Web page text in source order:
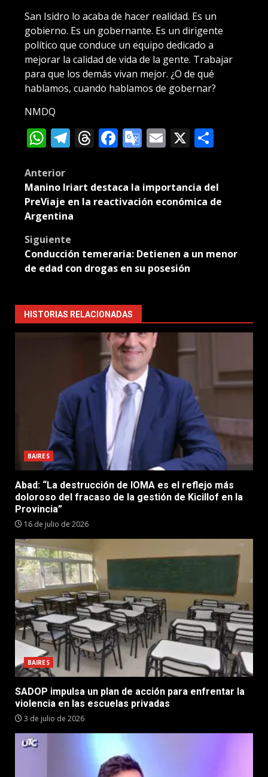
San Isidro lo acaba de hacer realidad. Es un
gobierno. Es un gobernante. Es un dirigente
político que conduce un equipo dedicado a
mejorar la calidad de vida de la gente. Trabajar
para que los demás vivan mejor. ¿O de qué
hablamos, cuando hablamos de gobernar?
NMDQ
WhatsApp
Telegram
Threads
Facebook
Google
Email
X
Post
navigation
Anterior
Manino Iriart destaca la importancia del
PreViaje en la reactivación económica de
Argentina
Siguiente
Conducción temeraria: Detienen a un menor
de edad con drogas en su posesión
HISTORIAS RELACIONADAS
BAIRES
Abad: “La destrucción de IOMA es el reflejo más
doloroso del fracaso de la gestión de Kicillof en la
Provincia”
16 de julio de 2026
BAIRES
SADOP impulsa un plan de acción para enfrentar la
violencia en las escuelas privadas
3 de julio de 2026